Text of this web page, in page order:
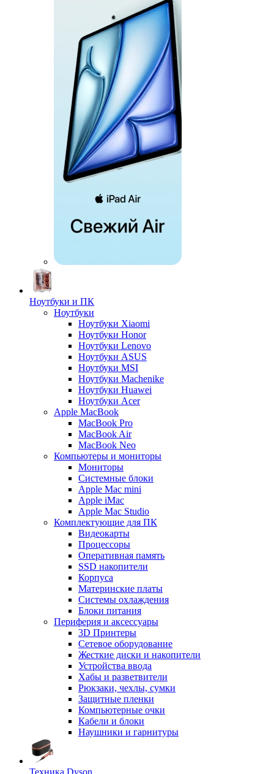
Ноутбуки и ПК
Ноутбуки
Ноутбуки Xiaomi
Ноутбуки Honor
Ноутбуки Lenovo
Ноутбуки ASUS
Ноутбуки MSI
Ноутбуки Machenike
Ноутбуки Huawei
Ноутбуки Acer
Apple MacBook
MacBook Pro
MacBook Air
MacBook Neo
Компьютеры и мониторы
Мониторы
Системные блоки
Apple Mac mini
Apple iMac
Apple Mac Studio
Комплектующие для ПК
Видеокарты
Процессоры
Оперативная память
SSD накопители
Корпуса
Материнские платы
Системы охлаждения
Блоки питания
Периферия и аксессуары
3D Принтеры
Сетевое оборудование
Жесткие диски и накопители
Устройства ввода
Хабы и разветвители
Рюкзаки, чехлы, сумки
Защитные пленки
Компьютерные очки
Кабели и блоки
Наушники и гарнитуры
Техника Dyson